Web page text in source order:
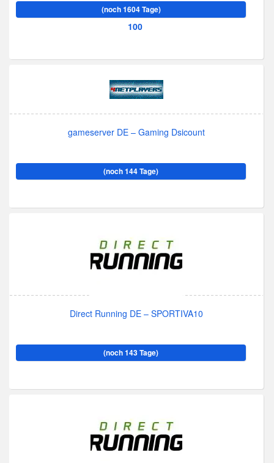
(noch 1604 Tage)
100
gameserver DE – Gaming Dsicount
(noch 144 Tage)
Direct Running DE – SPORTIVA10
(noch 143 Tage)